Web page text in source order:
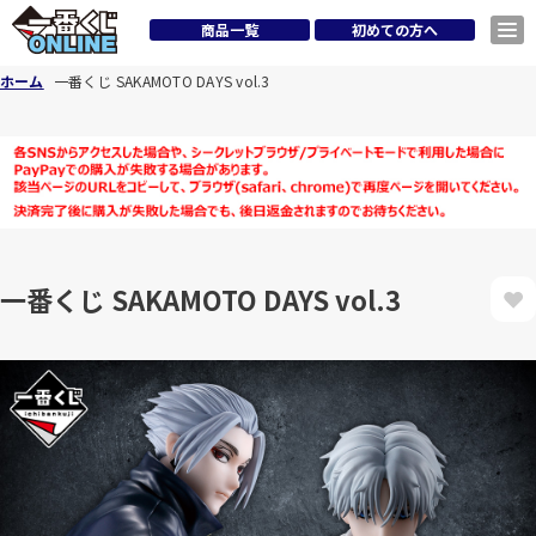
商品一覧 初めての方へ
ホーム 一番くじ SAKAMOTO DAYS vol.3
一番くじ SAKAMOTO DAYS vol.3